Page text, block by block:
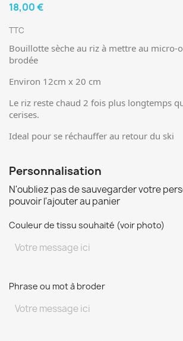
18,00 €
TTC
Bouillotte sèche au riz à mettre au micro-
brodée
Environ 12cm x 20 cm
Le riz reste chaud 2 fois plus longtemps
cerises.
Ideal pour se réchauffer au retour du ski
Personnalisation
N'oubliez pas de sauvegarder votre
pouvoir l'ajouter au panier
Couleur de tissu souhaité (voir photo)
Phrase ou mot à broder